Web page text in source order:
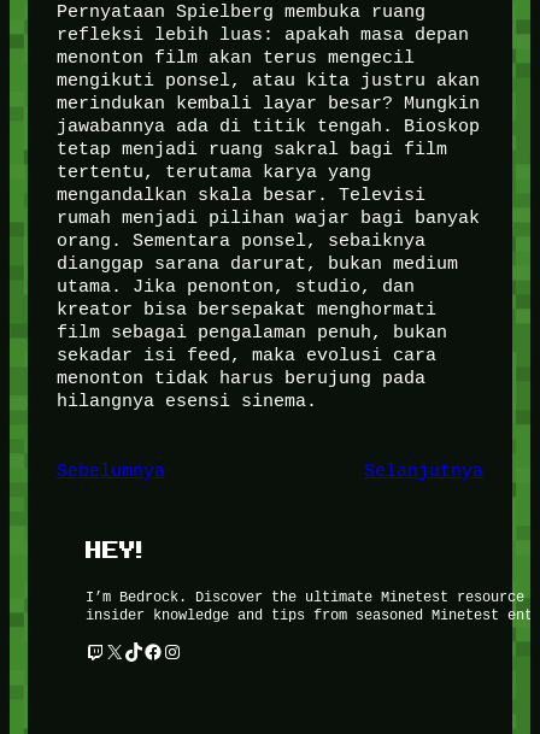
Pernyataan Spielberg membuka ruang
refleksi lebih luas: apakah masa depan
menonton film akan terus mengecil
mengikuti ponsel, atau kita justru akan
merindukan kembali layar besar? Mungkin
jawabannya ada di titik tengah. Bioskop
tetap menjadi ruang sakral bagi film
tertentu, terutama karya yang
mengandalkan skala besar. Televisi
rumah menjadi pilihan wajar bagi banyak
orang. Sementara ponsel, sebaiknya
dianggap sarana darurat, bukan medium
utama. Jika penonton, studio, dan
kreator bisa bersepakat menghormati
film sebagai pengalaman penuh, bukan
sekadar isi feed, maka evolusi cara
menonton tidak harus berujung pada
hilangnya esensi sinema.
Sebelumnya Selanjutnya
HEY!
I’m Bedrock. Discover the ultimate Minetest
insider knowledge and tips from seasoned Minetest
Twitch X TikTok Facebook Instagram